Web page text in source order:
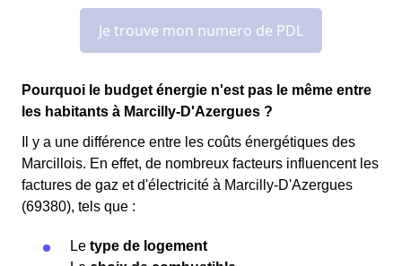
Pourquoi le budget énergie n'est pas le même entre
les habitants à Marcilly-D'Azergues ?
Il y a une différence entre les coûts énergétiques des
Marcillois. En effet, de nombreux facteurs influencent les
factures de gaz et d'électricité à Marcilly-D'Azergues
(69380), tels que :
Le type de logement